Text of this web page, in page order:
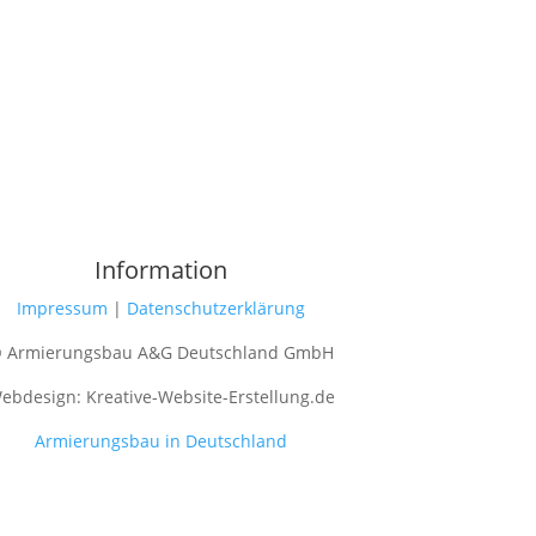
Information
Impressum | Datenschutzerklärung
A&G Deutschland GmbH
Kreative-Website-Erstellung.de
Armierungsbau in Deutschland